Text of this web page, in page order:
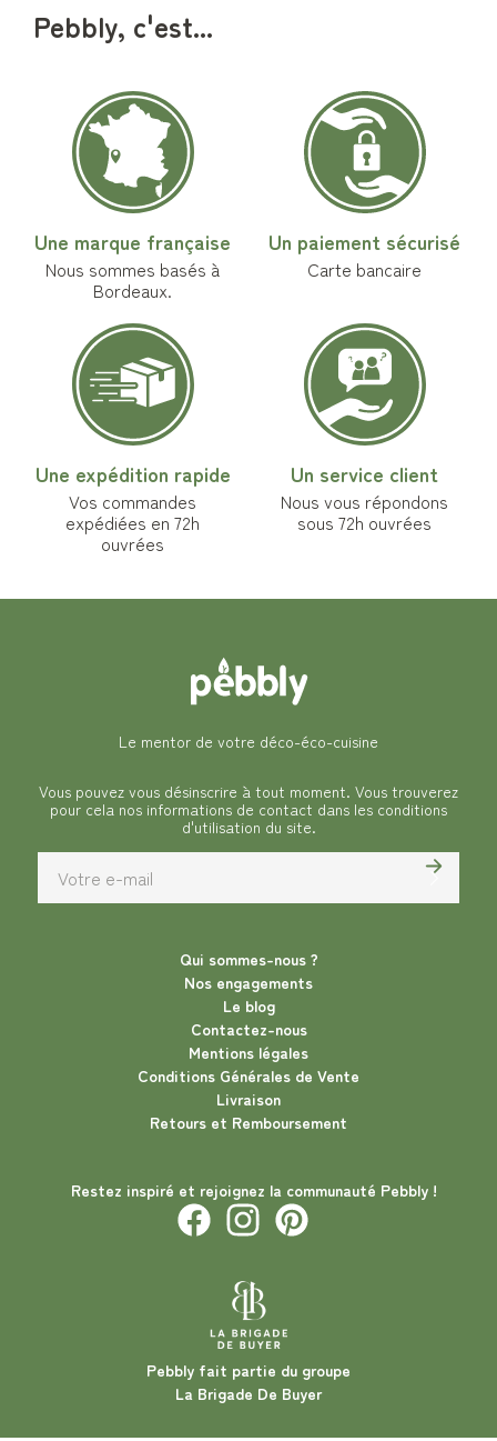
Pebbly, c'est...
Une marque française
Nous sommes basés à
Bordeaux.
Un paiement sécurisé
Carte bancaire
Une expédition rapide
Vos commandes
expédiées en 72h
ouvrées
Un service client
Nous vous répondons
sous 72h ouvrées
Le mentor de votre déco-éco-cuisine
Vous pouvez vous désinscrire à tout moment. Vous trouverez
pour cela nos informations de contact dans les conditions
d'utilisation du site.
Qui sommes-nous ?
Nos engagements
Le blog
Contactez-nous
Mentions légales
Conditions Générales de Vente
Livraison
Retours et Remboursement
Pebbly fait partie du groupe
La Brigade De Buyer
Restez inspiré et rejoignez la communauté Pebbly !